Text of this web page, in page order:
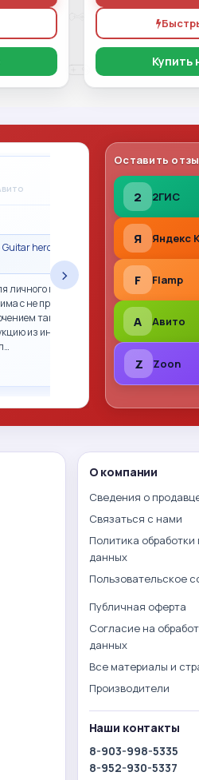
Купить
hero гитара
личного пользования,
с не прошитым xbox
так и не смогли.
из интернета,
★ ★ ★
Сделка
One PS2
Все
упаковано.
›
Оставить
2 2ГИС
Я Яндекс
F Flamp
A Авито
Z Zoon
О компании
Сведения о
Связаться с нами
Политика
данных
Пользовательское
Публичная оферта
Согласие на
данных
Все материалы и
Производители
Наши контакты
8-903-998-5335
8-952-930-5337